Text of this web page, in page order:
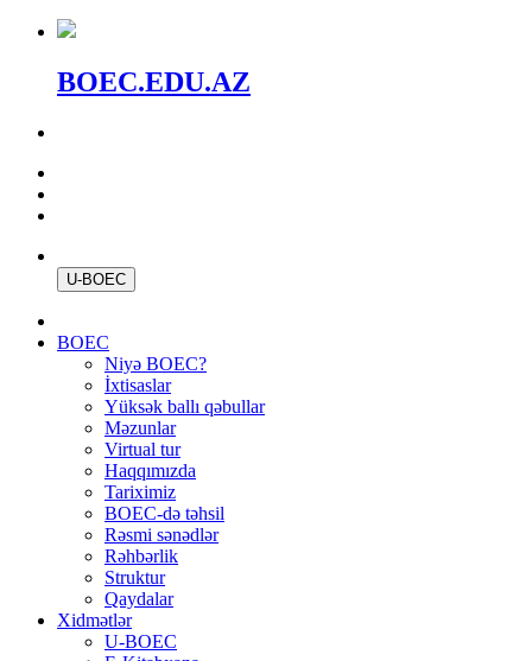
BOEC.EDU.AZ
U-BOEC
BOEC
Niyə BOEC?
İxtisaslar
Yüksək ballı qəbullar
Məzunlar
Virtual tur
Haqqımızda
Tariximiz
BOEC-də təhsil
Rəsmi sənədlər
Rəhbərlik
Struktur
Qaydalar
Xidmətlər
U-BOEC